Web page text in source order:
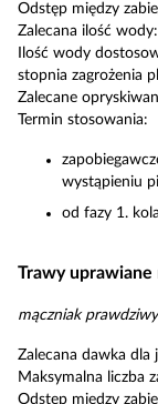
Odstęp między
Zalecana ilość
Ilość wody
stopnia zagrożenia
Zalecane
Termin stosowania:
wystąpieniu
od fazy 1.
Trawy uprawiane
mączniak
Zalecana dawka dla
Maksymalna liczba
Odstęp między